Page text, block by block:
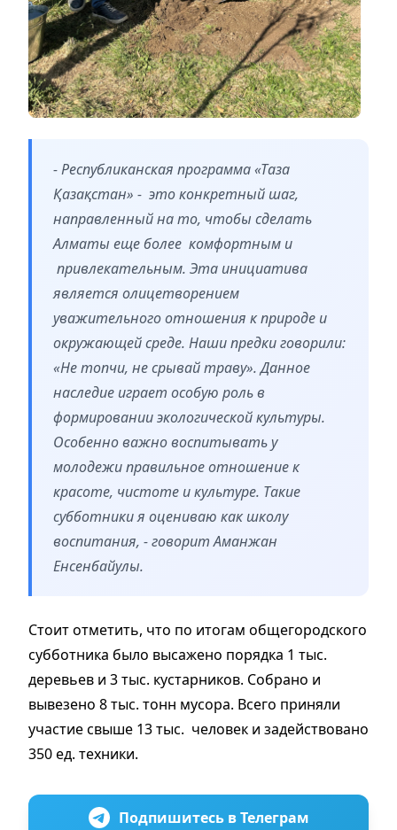
- Республиканская программа «Таза
Қазақстан» - это конкретный шаг,
направленный на то, чтобы сделать
Алматы еще более комфортным и
привлекательным. Эта инициатива
является олицетворением
уважительного отношения к природе и
окружающей среде. Наши предки говорили:
«Не топчи, не срывай траву». Данное
наследие играет особую роль в
формировании экологической культуры.
Особенно важно воспитывать у
молодежи правильное отношение к
красоте, чистоте и культуре. Такие
субботники я оцениваю как школу
воспитания, - говорит Аманжан
Енсенбайулы.
Стоит отметить, что по итогам общегородского
субботника было высажено порядка 1 тыс.
деревьев и 3 тыс. кустарников. Собрано и
вывезено 8 тыс. тонн мусора. Всего приняли
участие свыше 13 тыс. человек и задействовано
350 ед. техники.
Подпишитесь в Телеграм